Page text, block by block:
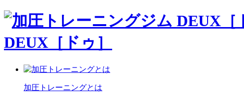
DEUX［ドゥ］
加圧トレーニングとは